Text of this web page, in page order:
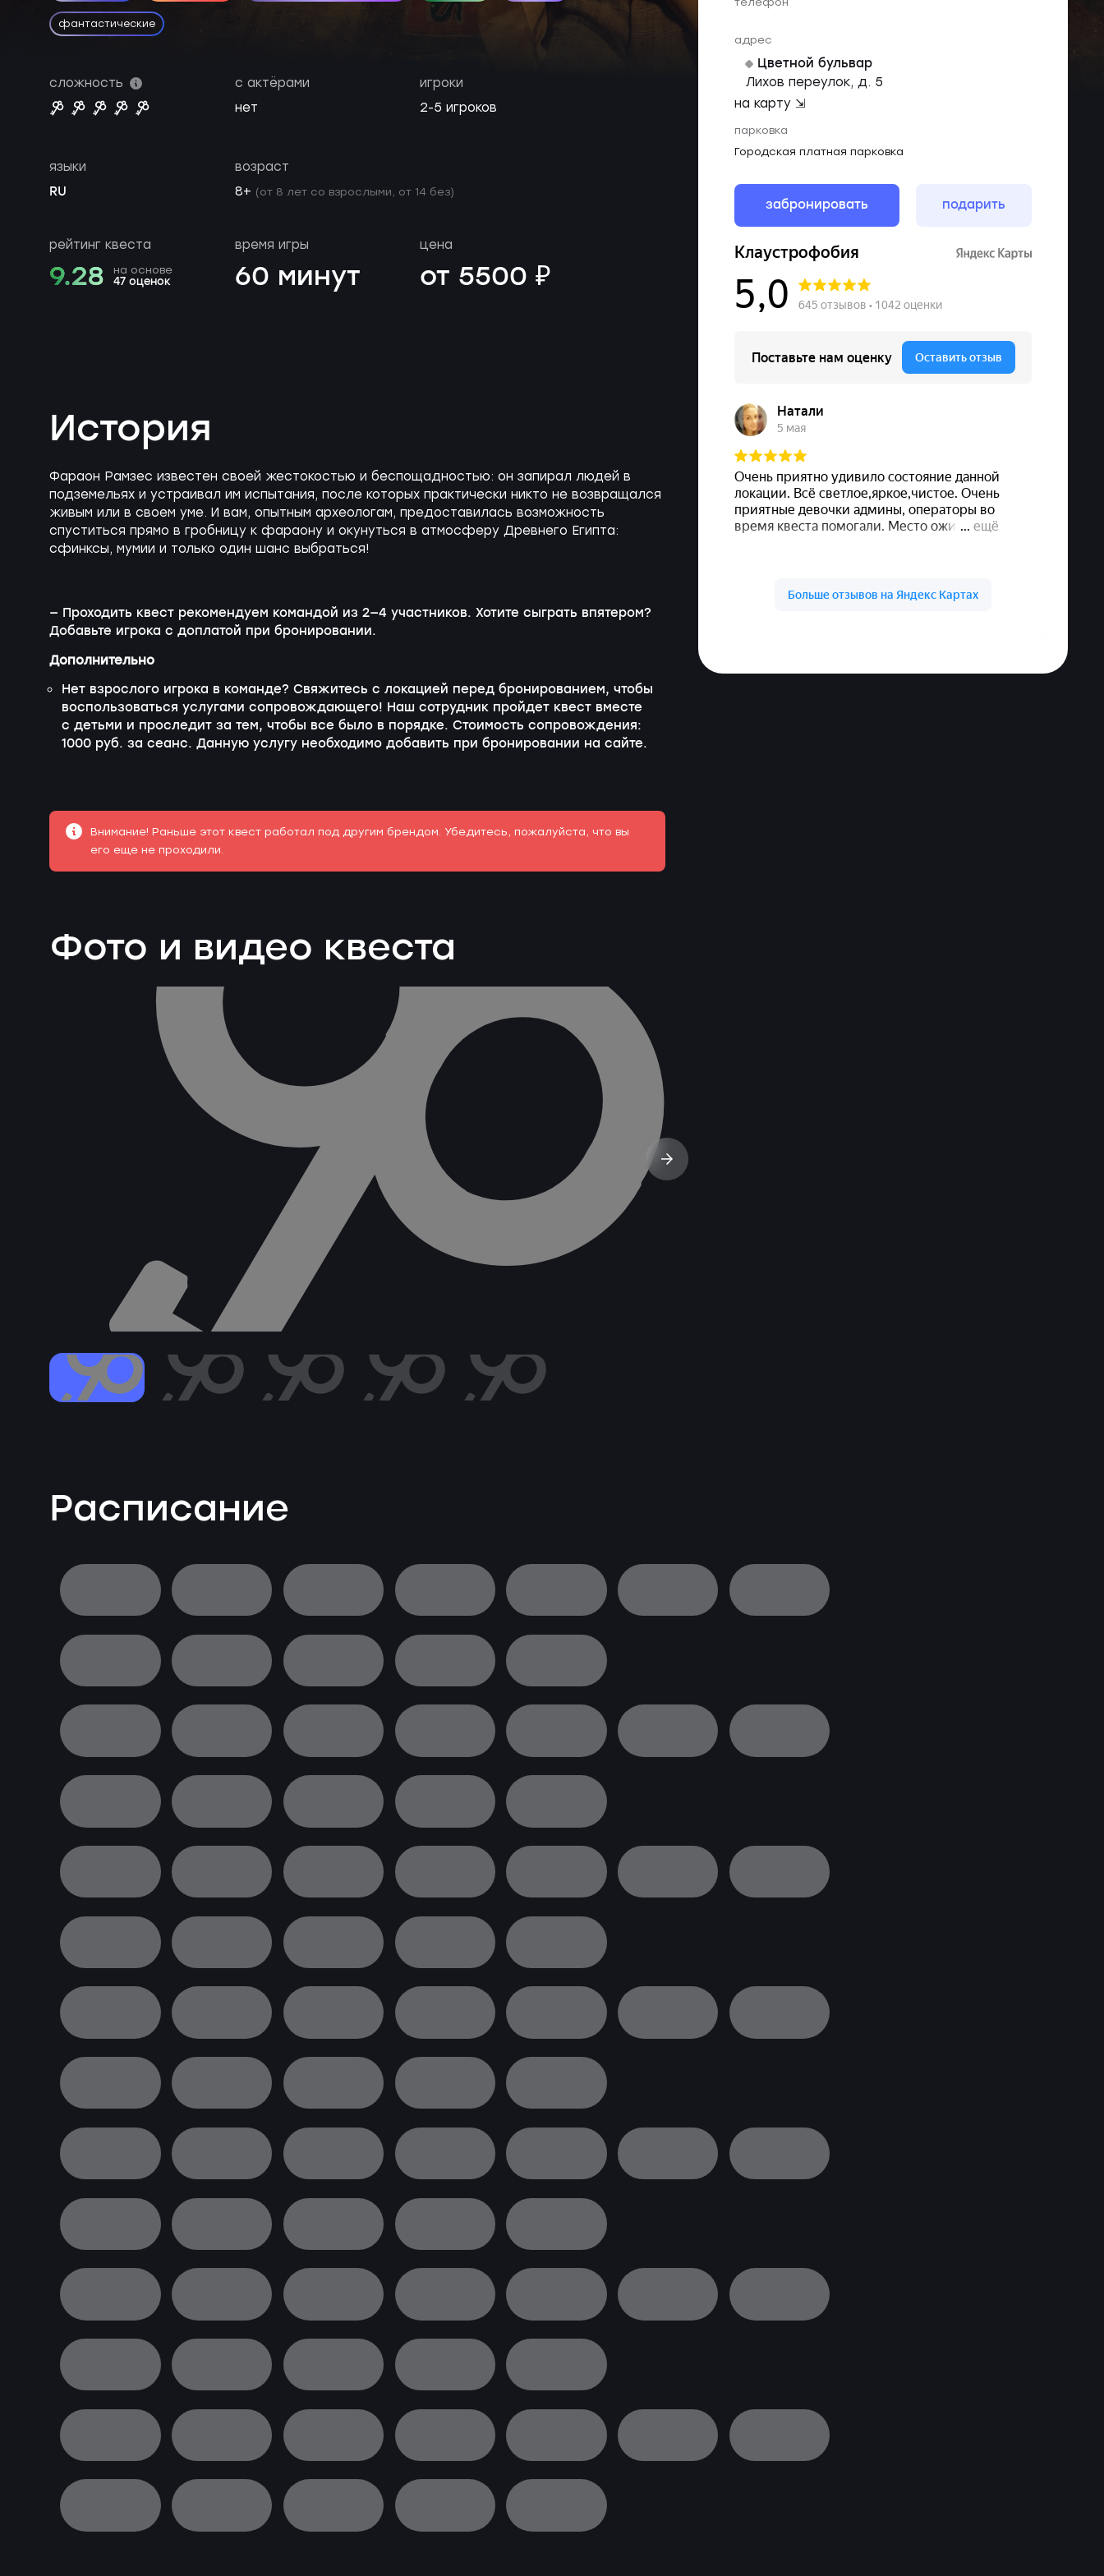
фантастические
адрес
Цветной бульвар
Лихов переулок, д. 5
на карту ⇲
парковка
Городская платная парковка
забронировать подарить
сложность
с актёрами
нет
игроки
2-5 игроков
языки
RU
возраст
8+ (от 8 лет со взрослыми, от 14 без)
рейтинг квеста
9.28 на основе
47 оценок
время игры
60 минут
цена
от 5500 ₽
История
Фараон Рамзес известен своей жестокостью и беспощадностью: он запирал людей в
подземельях и устраивал им испытания, после которых практически никто не возвращался
живым или в своем уме. И вам, опытным археологам, предоставилась возможность
спуститься прямо в гробницу к фараону и окунуться в атмосферу Древнего Египта:
сфинксы, мумии и только один шанс выбраться!
— Проходить квест рекомендуем командой из 2—4 участников. Хотите сыграть впятером?
Добавьте игрока с доплатой при бронировании.
Дополнительно
Нет взрослого игрока в команде? Свяжитесь с локацией перед бронированием, чтобы
воспользоваться услугами сопровождающего! Наш сотрудник пройдет квест вместе
с детьми и проследит за тем, чтобы все было в порядке. Стоимость сопровождения:
1000 руб. за сеанс. Данную услугу необходимо добавить при бронировании на сайте.
Внимание! Раньше этот квест работал под другим брендом. Убедитесь, пожалуйста, что вы
его еще не проходили.
Фото и видео квеста
Расписание